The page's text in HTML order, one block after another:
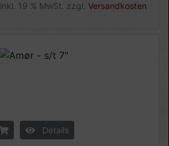
inkl. 19 % MwSt. zzgl. Versandkosten
Details